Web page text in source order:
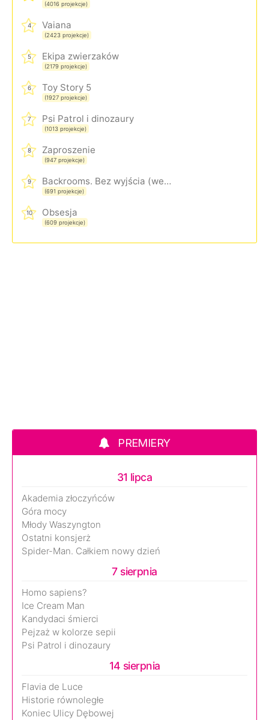
(4016 projekcje)
4 Vaiana
(2423 projekcje)
5 Ekipa zwierzaków
(2179 projekcje)
6 Toy Story 5
(1927 projekcje)
7 Psi Patrol i dinozaury
(1013 projekcje)
8 Zaproszenie
(947 projekcje)
9 Backrooms. Bez wyjścia (wersja rozszerzona)
(691 projekcje)
10 Obsesja
(609 projekcje)
PREMIERY
31 lipca
Akademia złoczyńców
Góra mocy
Młody Waszyngton
Ostatni konsjerż
Spider-Man. Całkiem nowy dzień
7 sierpnia
Homo sapiens?
Ice Cream Man
Kandydaci śmierci
Pejzaż w kolorze sepii
Psi Patrol i dinozaury
14 sierpnia
Flavia de Luce
Historie równoległe
Koniec Ulicy Dębowej